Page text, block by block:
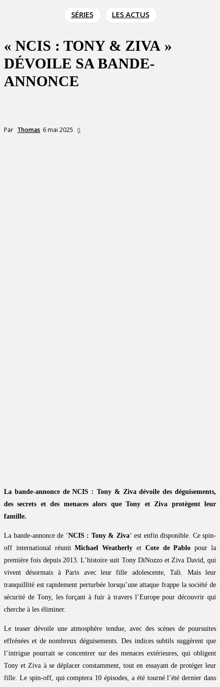
SÉRIES LES ACTUS
« NCIS : TONY & ZIVA »
DÉVOILE SA BANDE-
ANNONCE
Par Thomas 6 mai 2025 0
La bande-annonce de NCIS : Tony & Ziva dévoile des déguisements,
des secrets et des menaces alors que Tony et Ziva protègent leur
famille.
La bande-annonce de ‘NCIS : Tony & Ziva‘ est enfin disponible. Ce spin-
off international réunitMichael Weatherly et Cote de Pablo pour la
première fois depuis 2013. L’histoire suit Tony DiNozzo et Ziva David, qui
vivent désormais à Paris avec leur fille adolescente, Tali. Mais leur
tranquillité est rapidement perturbée lorsqu’une attaque frappe la société de
sécurité de Tony, les forçant à fuir à travers l’Europe pour découvrir qui
cherche à les éliminer.
Le teaser dévoile une atmosphère tendue, avec des scènes de poursuites
effrénées et de nombreux déguisements. Des indices subtils suggèrent que
l’intrigue pourrait se concentrer sur des menaces extérieures, qui obligent
Tony et Ziva à se déplacer constamment, tout en essayant de protéger leur
fille. Le spin-off, qui comptera 10 épisodes, a été tourné l’été dernier dans